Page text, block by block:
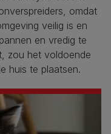
omdat
veilig is en
en vredig te
zou het voldoende
huis te plaatsen.